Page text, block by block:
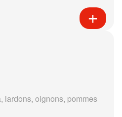
lardons, oignons, pommes